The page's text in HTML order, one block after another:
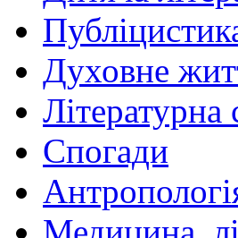
Духовне
Спогади